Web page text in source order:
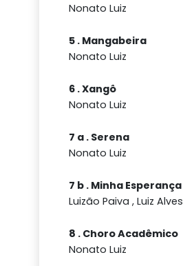
Nonato Luiz
5 . Mangabeira
Nonato Luiz
6 . Xangô
Nonato Luiz
7 a . Serena
Nonato Luiz
7 b . Minha Esperança
Luizão Paiva , Luiz Alves
8 . Choro Acadêmico
Nonato Luiz